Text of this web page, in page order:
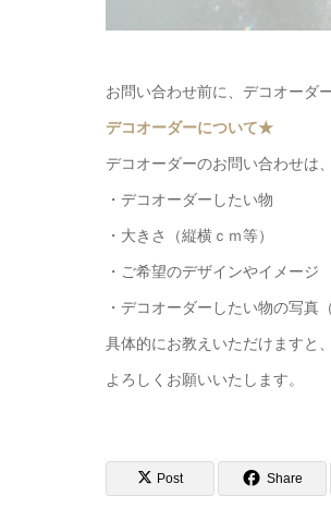
お問い合わせ前に、デコオーダ
デコオーダーについて★
デコオーダーのお問い合わせは
・デコオーダーしたい物
・大きさ（縦横ｃｍ等）
・ご希望のデザインやイメージ
・デコオーダーしたい物の写真
具体的にお教えいただけますと
よろしくお願いいたします。
Post Share